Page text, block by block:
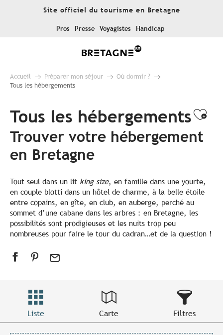
Site officiel du tourisme en Bretagne
Pros Presse Voyagistes Handicap
Accueil Préparer mon séjour
Où dormir ?
Tous les hébergements
Tous les hébergements
Trouver votre hébergement
en Bretagne
Tout seul dans un lit king size, en famille dans une yourte,
en couple blotti dans un hôtel de charme, à la belle étoile
entre copains, en gîte, en club, en auberge, perché au
sommet d’une cabane dans les arbres : en Bretagne, les
possibilités sont prodigieuses et les nuits trop peu
nombreuses pour faire le tour du cadran…et de la question !
Liste Carte Filtres